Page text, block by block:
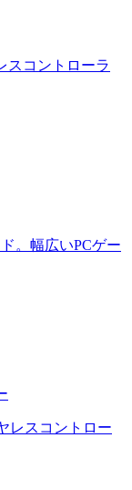
スコントローラ
。幅広いPCゲー
レスコントロー